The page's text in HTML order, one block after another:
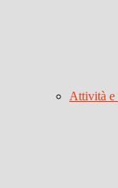
Attività e